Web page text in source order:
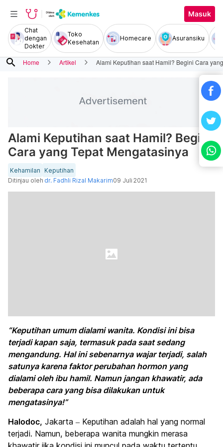
Masuk
Chat
dengan
Dokter
Toko
Kesehatan
Homecare Asuransiku
search Home Artikel Alami Keputihan saat Hamil? Begini Cara
Alami Keputihan saat Hamil? Begini
Cara yang Tepat Mengatasinya
Kehamilan
Keputihan
Ditinjau oleh dr. Fadhli Rizal Makarim09 Juli 2021
“Keputihan umum dialami wanita. Kondisi ini bisa
terjadi kapan saja, termasuk pada saat sedang
mengandung. Hal ini sebenarnya wajar terjadi, salah
satunya karena faktor perubahan hormon yang
dialami oleh ibu hamil. Namun jangan khawatir, ada
beberapa cara yang bisa dilakukan untuk
mengatasinya!”
Halodoc, Jakarta – Keputihan adalah hal yang normal
terjadi. Namun, beberapa wanita mungkin merasa